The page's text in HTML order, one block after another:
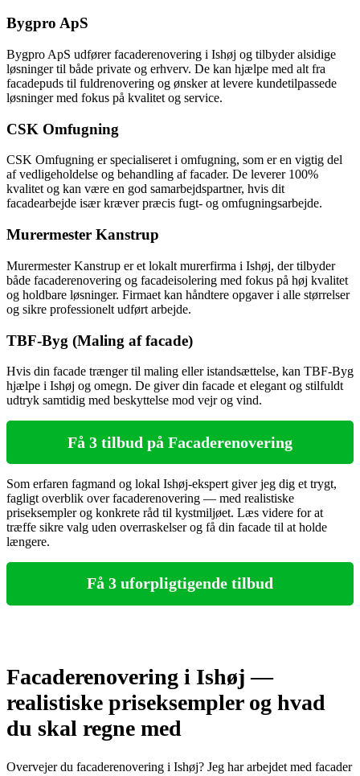
Bygpro ApS
Bygpro ApS udfører facaderenovering i Ishøj og tilbyder alsidige
løsninger til både private og erhverv. De kan hjælpe med alt fra
facadepuds til fuldrenovering og ønsker at levere kundetilpassede
løsninger med fokus på kvalitet og service.
CSK Omfugning
CSK Omfugning er specialiseret i omfugning, som er en vigtig del
af vedligeholdelse og behandling af facader. De leverer 100%
kvalitet og kan være en god samarbejdspartner, hvis dit
facadearbejde især kræver præcis fugt- og omfugningsarbejde.
Murermester Kanstrup
Murermester Kanstrup er et lokalt murerfirma i Ishøj, der tilbyder
både facaderenovering og facadeisolering med fokus på høj kvalitet
og holdbare løsninger. Firmaet kan håndtere opgaver i alle størrelser
og sikre professionelt udført arbejde.
TBF-Byg (Maling af facade)
Hvis din facade trænger til maling eller istandsættelse, kan TBF-Byg
hjælpe i Ishøj og omegn. De giver din facade et elegant og stilfuldt
udtryk samtidig med beskyttelse mod vejr og vind.
Få 3 tilbud på Facaderenovering
Som erfaren fagmand og lokal Ishøj-ekspert giver jeg dig et trygt,
fagligt overblik over facaderenovering — med realistiske
priseksempler og konkrete råd til kystmiljøet. Læs videre for at
træffe sikre valg uden overraskelser og få din facade til at holde
længere.
Få 3 uforpligtigende tilbud
Facaderenovering i Ishøj —
realistiske priseksempler og hvad
du skal regne med
Overvejer du facaderenovering i Ishøj? Jeg har arbejdet med facader